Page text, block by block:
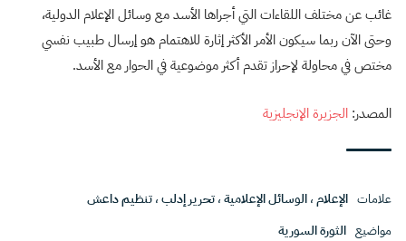
غائب عن مختلف اللقاءات التي أجراها الأسد مع وسائل الإعلام الدولية،
وحتى الآن ربما سيكون الأمر الأكثر إثارة للاهتمام هو إرسال طبيب نفسي
مختص في محاولة لإحراز تقدم أكثر موضوعية في الحوار مع الأسد.
المصدر: الجزيرة الإنجليزية
علامات الإعلام،الوسائل الإعلامية،تحرير إدلب،تنظيم داعش
مواضيع الثورة السورية